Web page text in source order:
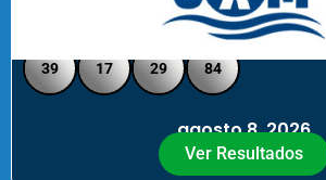
Loto Pool SXM Noche
39 17 29 84
agosto 8, 2026
Ver Resultados